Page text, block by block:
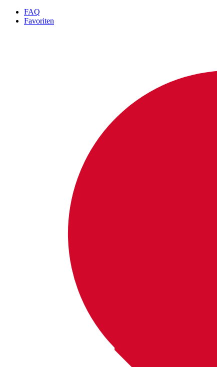
FAQ
Favoriten